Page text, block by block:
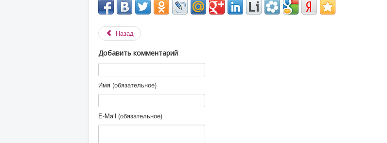
Назад
Добавить комментарий
Имя (обязательное)
E-Mail (обязательное)